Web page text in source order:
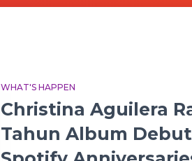
WHAT'S HAPPEN
Christina Aguilera
Tahun Album